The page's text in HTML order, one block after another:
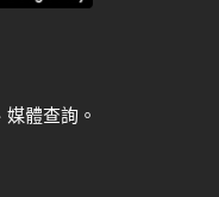
體查詢。